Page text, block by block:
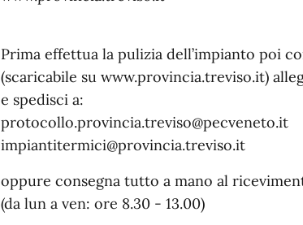
Prima effettua la pulizia dell’impianto poi
(scaricabile su www.provincia.treviso.it)
e spedisci a:
protocollo.provincia.treviso@pecveneto.it
impiantitermici@provincia.treviso.it
oppure consegna tutto a mano al
(da lun a ven: ore 8.30 - 13.00)